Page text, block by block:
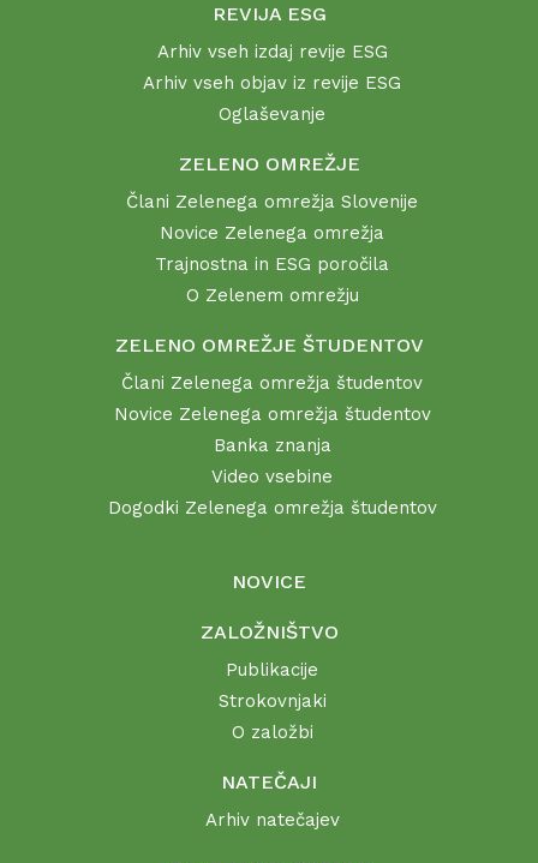
REVIJA ESG
Arhiv vseh izdaj revije ESG
Arhiv vseh objav iz revije ESG
Oglaševanje
ZELENO OMREŽJE
Člani Zelenega omrežja Slovenije
Novice Zelenega omrežja
Trajnostna in ESG poročila
O Zelenem omrežju
ZELENO OMREŽJE ŠTUDENTOV
Člani Zelenega omrežja študentov
Novice Zelenega omrežja študentov
Banka znanja
Video vsebine
Dogodki Zelenega omrežja študentov
NOVICE
ZALOŽNIŠTVO
Publikacije
Strokovnjaki
O založbi
NATEČAJI
Arhiv natečajev